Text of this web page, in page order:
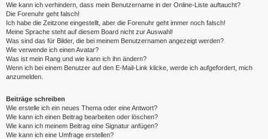
Wie kann ich verhindern, dass mein Benutzername in der Online-Liste auftaucht?
Die Forenuhr geht falsch!
Ich habe die Zeitzone eingestellt, aber die Forenuhr geht immer noch falsch!
Meine Sprache steht auf diesem Board nicht zur Auswahl!
Was sind das für Bilder, die bei meinem Benutzernamen angezeigt werden?
Wie verwende ich einen Avatar?
Was ist mein Rang und wie kann ich ihn ändern?
Wenn ich bei einem Benutzer auf den E-Mail-Link klicke, werde ich aufgefordert, mich
anzumelden.
Beiträge schreiben
Wie erstelle ich ein neues Thema oder eine Antwort?
Wie kann ich einen Beitrag bearbeiten oder löschen?
Wie kann ich meinem Beitrag eine Signatur anfügen?
Wie kann ich eine Umfrage erstellen?